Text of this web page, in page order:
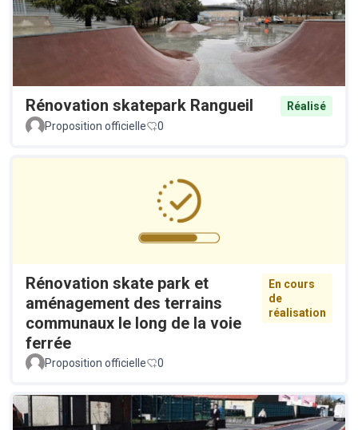
Rénovation skatepark Rangueil
Réalisé
Proposition officielle
0
Rénovation skate park et
aménagement des terrains
communaux le long de la voie
ferrée
En cours
de
réalisation
Proposition officielle 0